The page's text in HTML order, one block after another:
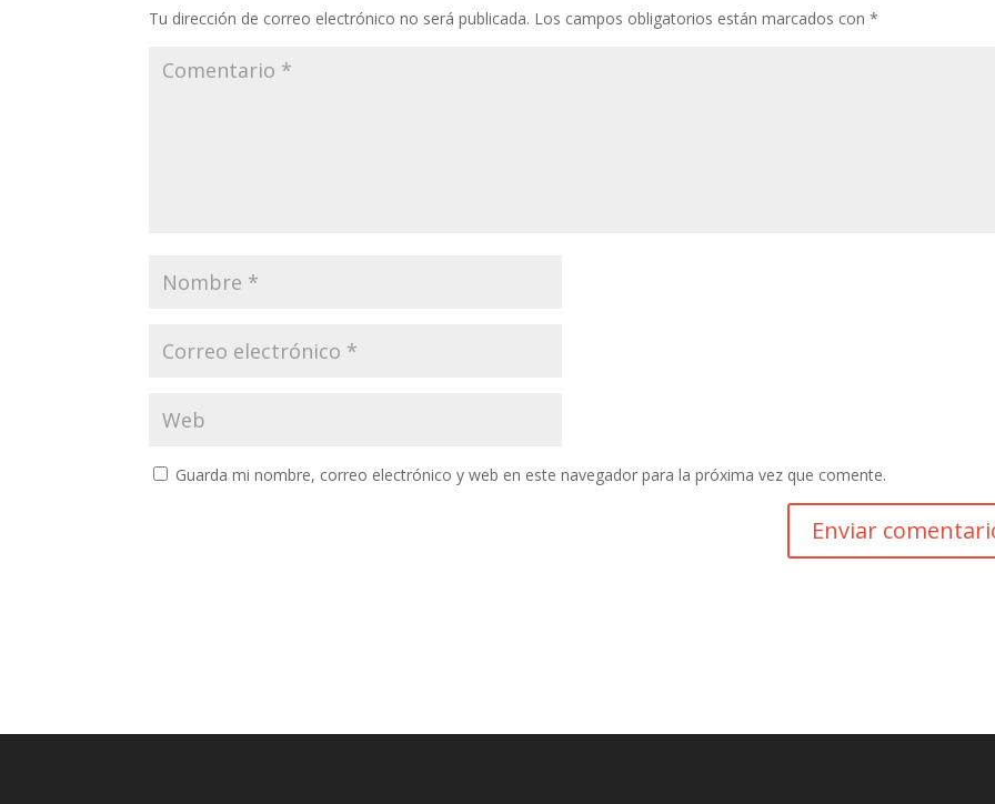
Tu dirección de correo electrónico no será publicada. Los campos obligatorios están marcados con*
Guarda mi nombre, correo electrónico y web en este navegador para la próxima vez que comente.